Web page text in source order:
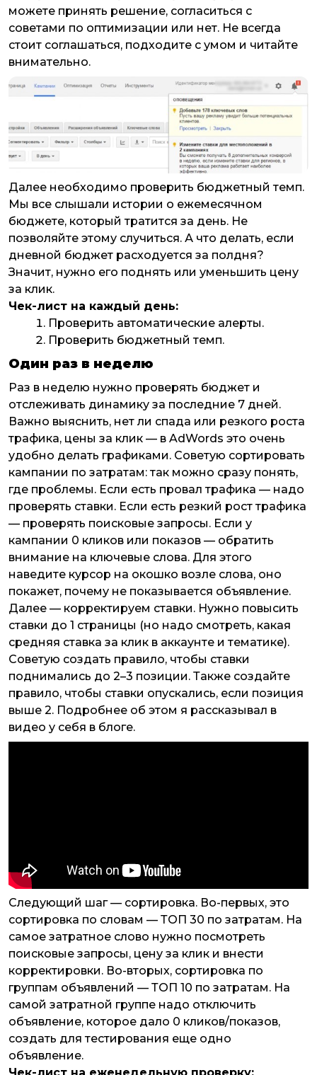
можете принять решение, согласиться с
советами по оптимизации или нет. Не всегда
стоит соглашаться, подходите с умом и читайте
внимательно.
Далее необходимо проверить бюджетный темп.
Мы все слышали истории о ежемесячном
бюджете, который тратится за день. Не
позволяйте этому случиться. А что делать, если
дневной бюджет расходуется за полдня?
Значит, нужно его поднять или уменьшить цену
за клик.
Чек-лист на каждый день:
Проверить автоматические алерты.
Проверить бюджетный темп.
Один раз в неделю
Раз в неделю нужно проверять бюджет и
отслеживать динамику за последние 7 дней.
Важно выяснить, нет ли спада или резкого роста
трафика, цены за клик — в AdWords это очень
удобно делать графиками. Советую сортировать
кампании по затратам: так можно сразу понять,
где проблемы. Если есть провал трафика — надо
проверять ставки. Если есть резкий рост трафика
— проверять поисковые запросы. Если у
кампании 0 кликов или показов — обратить
внимание на ключевые слова. Для этого
наведите курсор на окошко возле слова, оно
покажет, почему не показывается объявление.
Далее — корректируем ставки. Нужно повысить
ставки до 1 страницы (но надо смотреть, какая
средняя ставка за клик в аккаунте и тематике).
Советую создать правило, чтобы ставки
поднимались до 2–3 позиции. Также создайте
правило, чтобы ставки опускались, если позиция
выше 2. Подробнее об этом я рассказывал в
видео у себя в блоге.
Следующий шаг — сортировка. Во-первых, это
сортировка по словам — ТОП 30 по затратам. На
самое затратное слово нужно посмотреть
поисковые запросы, цену за клик и внести
корректировки. Во-вторых, сортировка по
группам объявлений — ТОП 10 по затратам. На
самой затратной группе надо отключить
объявление, которое дало 0 кликов/показов,
создать для тестирования еще одно
объявление.
Чек-лист на еженедельную проверку: